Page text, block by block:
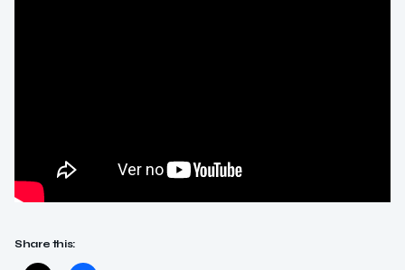
Share this: